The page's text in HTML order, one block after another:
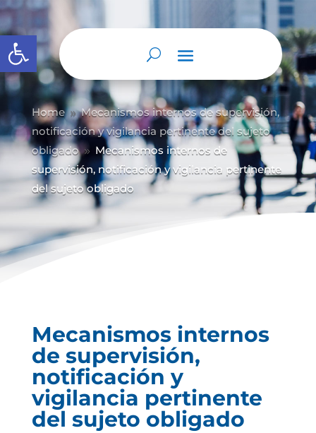
Abrir barra de herramientas
Home 9 Mecanismos internos de supervisión,
notificación y vigilancia pertinente del sujeto
obligado 9 Mecanismos internos de
supervisión, notificación y vigilancia pertinente
del sujeto obligado
Mecanismos internos
de supervisión,
notificación y
vigilancia pertinente
del sujeto obligado